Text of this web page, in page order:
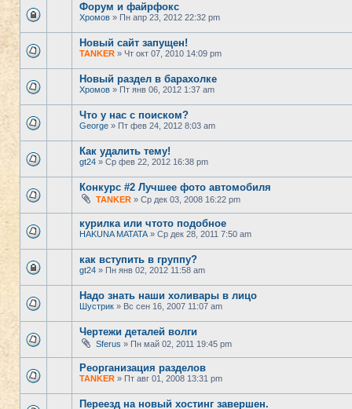
Форум и файрфокс
Хромов » Пн апр 23, 2012 22:32 pm
Новый сайт запущен!
TANKER » Чт окт 07, 2010 14:09 pm
Новый раздел в барахолке
Хромов » Пт янв 06, 2012 1:37 am
Что у нас с поиском?
George » Пт фев 24, 2012 8:03 am
Как удалить тему!
gt24 » Ср фев 22, 2012 16:38 pm
Конкурс #2 Лучшее фото автомобиля
TANKER » Ср дек 03, 2008 16:22 pm
курилка или чтото подобное
HAKUNA MATATA » Ср дек 28, 2011 7:50 am
как вступить в группу?
gt24 » Пн янв 02, 2012 11:58 am
Надо знать наши холивары в лицо
Шустрик » Вс сен 16, 2007 11:07 am
Чертежи деталей волги
Sferus » Пн май 02, 2011 19:45 pm
Реорганизация разделов
TANKER » Пт авг 01, 2008 13:31 pm
Переезд на новый хостинг завершен.